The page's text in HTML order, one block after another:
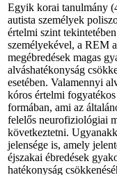
Egyik korai tanulmány
autista személyek
értelmi szint
személyekével, a REM
megébredések magas
alváshatékonyság
esetében. Valamennyi
kóros értelmi
formában, ami az
felelős neurofiziológiai
következtetni.
jelensége is, amely
éjszakai ébredések
hatékonyság